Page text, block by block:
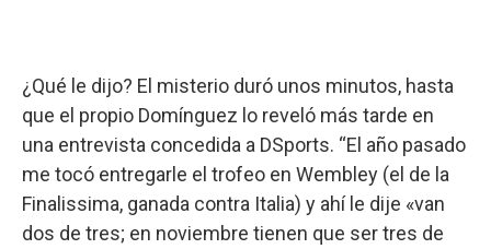
¿Qué le dijo? El misterio duró unos minutos, hasta
que el propio Domínguez lo reveló más tarde en
una entrevista concedida a DSports. “El año pasado
me tocó entregarle el trofeo en Wembley (el de la
Finalissima, ganada contra Italia) y ahí le dije «van
dos de tres; en noviembre tienen que ser tres de